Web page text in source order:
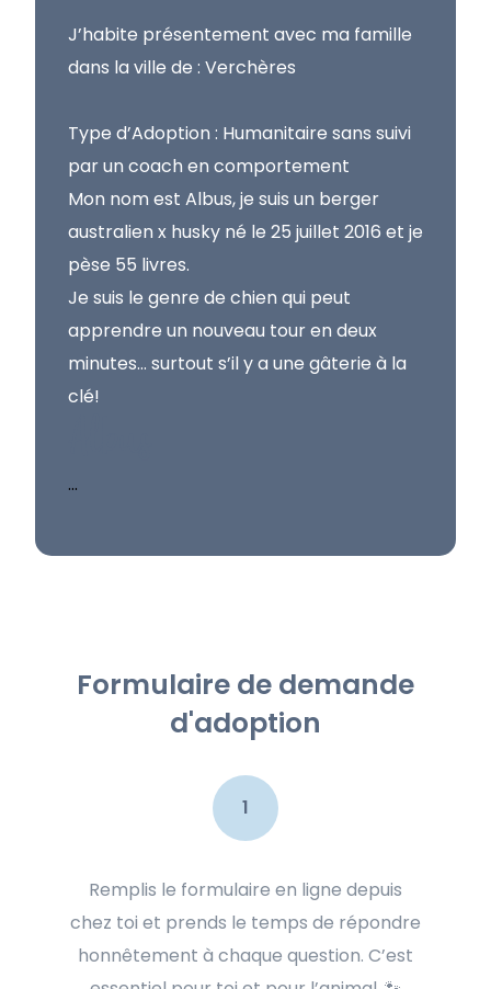
J’habite présentement avec ma famille
dans la ville de : Verchères
Type d’Adoption : Humanitaire sans suivi
par un coach en comportement
Mon nom est Albus, je suis un berger
australien x husky né le 25 juillet 2016 et je
pèse 55 livres.
Je suis le genre de chien qui peut
apprendre un nouveau tour en deux
minutes… surtout s’il y a une gâterie à la
clé!
...
Formulaire de demande
d'adoption
1
Remplis le formulaire en ligne depuis
chez toi et prends le temps de répondre
honnêtement à chaque question. C’est